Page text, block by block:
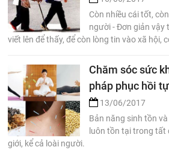
Còn nhiều cái tốt,
người - Đơn giản vậy
viết lên để thấy, để còn lòng tin vào xã hội,
Chăm sóc sức
pháp phục hồi
13/06/2017
Bản năng sinh tồn
luôn tồn tại trong tất
giới, kể cả loài người.